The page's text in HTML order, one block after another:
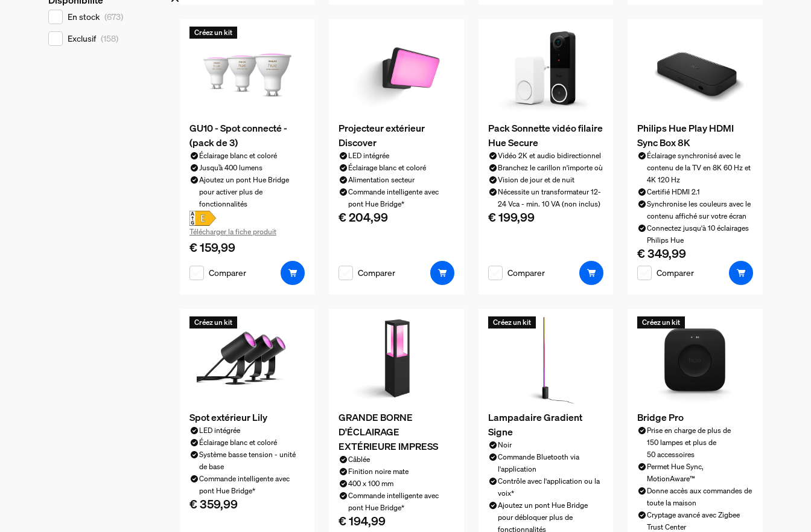
Disponibilité
En stock (673)
Exclusif (158)
Créez un kit
GU10 - Spot connecté -
(pack de 3)
Éclairage blanc et coloré
Jusqu’à 400 lumens
Ajoutez un pont Hue Bridge
pour activer plus de
fonctionnalités
Télécharger la fiche produit
Le prix actuel est € 159,99
€ 159,99
Comparer
Projecteur extérieur
Discover
LED intégrée
Éclairage blanc et coloré
Alimentation secteur
Commande intelligente avec
pont Hue Bridge*
Le prix actuel est € 204,99
€ 204,99
Comparer
Pack Sonnette vidéo filaire
Hue Secure
Vidéo 2K et audio bidirectionnel
Branchez le carillon n'importe où
Vision de jour et de nuit
Nécessite un transformateur 12-
24 Vca - min. 10 VA (non inclus)
Le prix actuel est € 199,99
€ 199,99
Comparer
Philips Hue Play HDMI
Sync Box 8K
Éclairage synchronisé avec le
contenu de la TV en 8K 60 Hz et
4K 120 Hz
Certifié HDMI 2.1
Synchronise les couleurs avec le
contenu affiché sur votre écran
Connectez jusqu'à 10 éclairages
Philips Hue
Le prix actuel est € 349,99
€ 349,99
Comparer
Créez un kit
Spot extérieur Lily
LED intégrée
Éclairage blanc et coloré
Système basse tension - unité
de base
Commande intelligente avec
pont Hue Bridge*
Le prix actuel est € 359,99
€ 359,99
GRANDE BORNE
D'ÉCLAIRAGE
EXTÉRIEURE IMPRESS
Câblée
Finition noire mate
400 x 100 mm
Commande intelligente avec
pont Hue Bridge*
Le prix actuel est € 194,99
€ 194,99
Créez un kit
Lampadaire Gradient
Signe
Noir
Commande Bluetooth via
l'application
Contrôle avec l'application ou la
voix*
Ajoutez un pont Hue Bridge
pour débloquer plus de
fonctionnalités
Créez un kit
Bridge Pro
Prise en charge de plus de
150 lampes et plus de
50 accessoires
Permet Hue Sync,
MotionAware™
Donne accès aux commandes de
toute la maison
Cryptage avancé avec Zigbee
Trust Center